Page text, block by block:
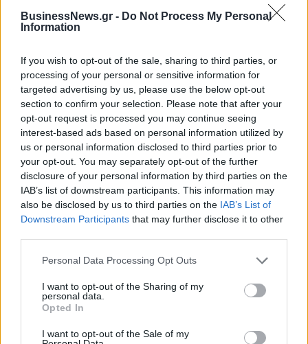
BusinessNews.gr - Do Not Process My Personal
Information
If you wish to opt-out of the sale, sharing to third parties, or
processing of your personal or sensitive information for
targeted advertising by us, please use the below opt-out
section to confirm your selection. Please note that after your
opt-out request is processed you may continue seeing
interest-based ads based on personal information utilized by
us or personal information disclosed to third parties prior to
your opt-out. You may separately opt-out of the further
disclosure of your personal information by third parties on the
IAB’s list of downstream participants. This information may
also be disclosed by us to third parties on the IAB’s List of
Downstream Participants that may further disclose it to other
Personal Data Processing Opt Outs
I want to opt-out of the Sharing of my
personal data.
Opted In
I want to opt-out of the Sale of my
ΔΗΜΟΦΙΛΗ
Β.Σ. Καρούλιας: Τζίρος 98,7 εκατ. ευρώ και
αύξηση κερδών 57% - Τα νέα στοιχήματα σε low
& non alcohol
06/08/2026 - 11:48 ΕΠΙΧΕΙΡΗΣΕΙΣ
Metlen: Ρεκόρ EBITDA στο α' εξάμηνο, στα 550
εκατ. ευρώ – Καθαρά κέρδη 313 εκατ. ευρώ
06/08/2026 - 09:12 ΕΠΙΧΕΙΡΗΣΕΙΣ
ουκρανικά drones τη νύχτα - Ελαφρές ζημιές σε
06/08/2026 - 10:30 ΚΟΣΜΟΣ
εξάμηνο – Στα 734 εκατ. ευρώ τα EBITDA